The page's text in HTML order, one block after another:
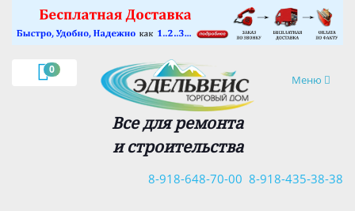
0
Навигация
Меню
Все для ремонта
и строительства
8-918-435-38-38
8-918-648-70-00
×